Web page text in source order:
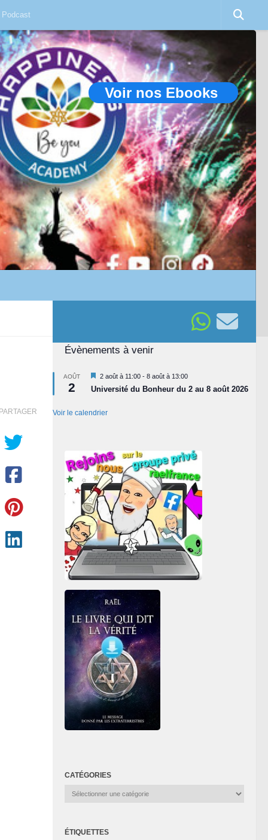
Voir nos Ebooks
Évènements à venir
AOÛT
2
Mis
en
avant
2 août à 11:00 - 8 août à 13:00
Université du Bonheur du 2 au 8 août 2026
Voir le calendrier
CATÉGORIES
Catégories
ÉTIQUETTES